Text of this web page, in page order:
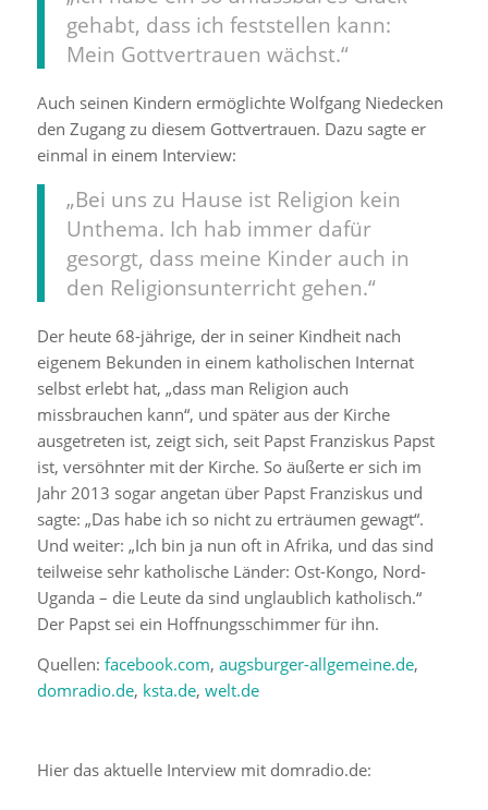
gehabt, dass ich feststellen kann:
Mein Gottvertrauen wächst.“
Auch seinen Kindern ermöglichte Wolfgang Niedecken
den Zugang zu diesem Gottvertrauen. Dazu sagte er
einmal in einem Interview:
„Bei uns zu Hause ist Religion kein
Unthema. Ich hab immer dafür
gesorgt, dass meine Kinder auch in
den Religionsunterricht gehen.“
Der heute 68-jährige, der in seiner Kindheit nach
eigenem Bekunden in einem katholischen Internat
selbst erlebt hat, „dass man Religion auch
missbrauchen kann“, und später aus der Kirche
ausgetreten ist, zeigt sich, seit Papst Franziskus Papst
ist, versöhnter mit der Kirche. So äußerte er sich im
Jahr 2013 sogar angetan über Papst Franziskus und
sagte: „Das habe ich so nicht zu erträumen gewagt“.
Und weiter: „Ich bin ja nun oft in Afrika, und das sind
teilweise sehr katholische Länder: Ost-Kongo, Nord-
Uganda – die Leute da sind unglaublich katholisch.“
Der Papst sei ein Hoffnungsschimmer für ihn.
Quellen: facebook.com, augsburger-allgemeine.de,
domradio.de, ksta.de, welt.de
Hier das aktuelle Interview mit domradio.de: